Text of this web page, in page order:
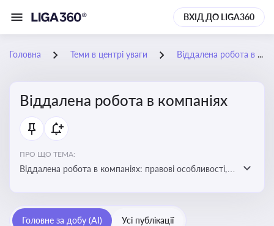
ВХІД ДО LIGA360
Головна Теми в центрі уваги Віддалена робота в компаніях
Віддалена робота в компаніях
ПРО ЩО ТЕМА:
Віддалена робота в компаніях: правові особливості,
Головне за добу (AI) Усі публікації